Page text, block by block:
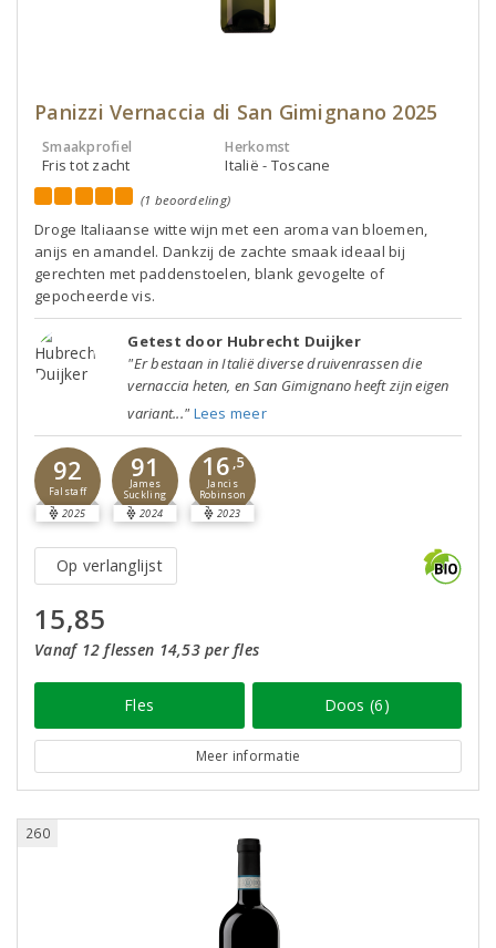
Panizzi Vernaccia di San Gimignano 2025
Smaakprofiel
Fris tot zacht
Herkomst
Italië - Toscane
(1 beoordeling)
Droge Italiaanse witte wijn met een aroma van bloemen,
anijs en amandel. Dankzij de zachte smaak ideaal bij
gerechten met paddenstoelen, blank gevogelte of
gepocheerde vis.
Getest door Hubrecht Duijker
"Er bestaan in Italië diverse druivenrassen die
vernaccia heten, en San Gimignano heeft zijn eigen
variant..." Lees meer
92
Falstaff
2025
91
James
Suckling
2024
16 ,5
Jancis
Robinson
2023
Op verlanglijst
15,85
Vanaf 12 flessen 14,53 per fles
Fles Doos (6)
Meer informatie
260